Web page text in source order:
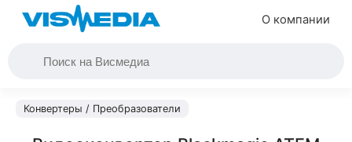
О компании
Конвертеры / Преобразователи